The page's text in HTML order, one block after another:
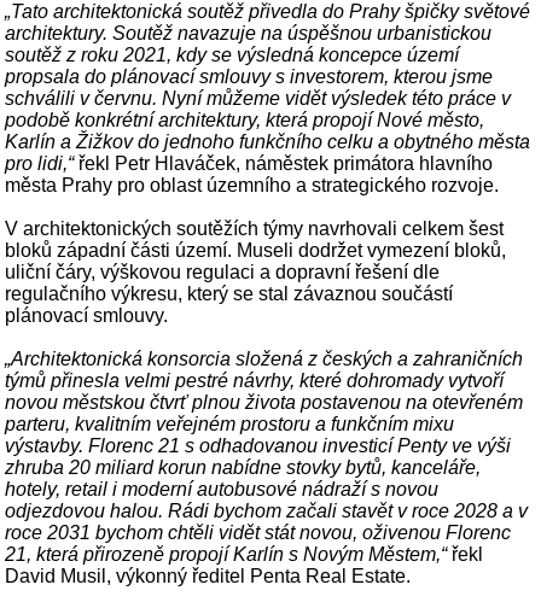
„Tato architektonická soutěž přivedla do Prahy špičky světové
architektury. Soutěž navazuje na úspěšnou urbanistickou
soutěž z roku 2021, kdy se výsledná koncepce území
propsala do plánovací smlouvy s investorem, kterou jsme
schválili v červnu. Nyní můžeme vidět výsledek této práce v
podobě konkrétní architektury, která propojí Nové město,
Karlín a Žižkov do jednoho funkčního celku a obytného města
pro lidi,“řekl Petr Hlaváček, náměstek primátora hlavního
města Prahy pro oblast územního a strategického rozvoje.
V architektonických soutěžích týmy navrhovali celkem šest
bloků západní části území. Museli dodržet vymezení bloků,
uliční čáry, výškovou regulaci a dopravní řešení dle
regulačního výkresu, který se stal závaznou součástí
plánovací smlouvy.
„Architektonická konsorcia složená z českých a zahraničních
týmů přinesla velmi pestré návrhy, které dohromady vytvoří
novou městskou čtvrť plnou života postavenou na otevřeném
parteru, kvalitním veřejném prostoru a funkčním mixu
výstavby. Florenc 21 s odhadovanou investicí Penty ve výši
zhruba 20 miliard korun nabídne stovky bytů, kanceláře,
hotely, retail i moderní autobusové nádraží s novou
odjezdovou halou. Rádi bychom začali stavět v roce 2028 a v
roce 2031 bychom chtěli vidět stát novou, oživenou Florenc
21, která přirozeně propojí Karlín s Novým Městem,“ řekl
David Musil, výkonný ředitel Penta Real Estate.